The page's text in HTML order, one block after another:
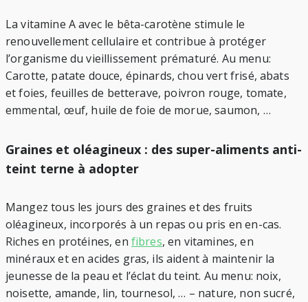
La vitamine A avec le bêta-carotène stimule le
renouvellement cellulaire et contribue à protéger
l’organisme du vieillissement prématuré. Au menu:
Carotte, patate douce, épinards, chou vert frisé, abats
et foies, feuilles de betterave, poivron rouge, tomate,
emmental, œuf, huile de foie de morue, saumon, …
Graines et oléagineux : des super-aliments anti-
teint terne à adopter
Mangez tous les jours des graines et des fruits
oléagineux, incorporés à un repas ou pris en en-cas.
Riches en protéines, en fibres, en vitamines, en
minéraux et en acides gras, ils aident à maintenir la
jeunesse de la peau et l’éclat du teint. Au menu: noix,
noisette, amande, lin, tournesol, … – nature, non sucré,